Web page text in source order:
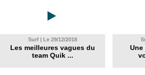
Surf | Le 29/12/2018
Les meilleures vagues du
team Quik ...
Une